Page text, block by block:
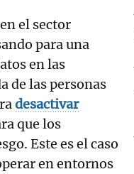
el sector
para una
en las
de las personas
desactivar
que los
Este es el caso
en entornos